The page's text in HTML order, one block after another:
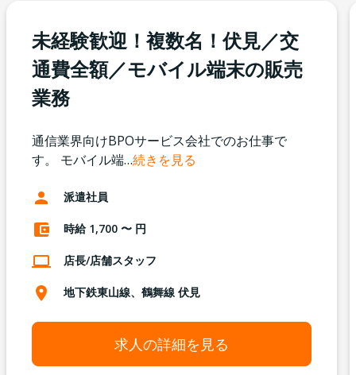
未経験歓迎！複数名！伏見／交
通費全額／モバイル端末の販売
業務
通信業界向けBPOサービス会社でのお仕事で
す。 モバイル端…続きを見る
派遣社員
時給 1,700 〜 円
店長/店舗スタッフ
地下鉄東山線、鶴舞線 伏見
求人の詳細を見る